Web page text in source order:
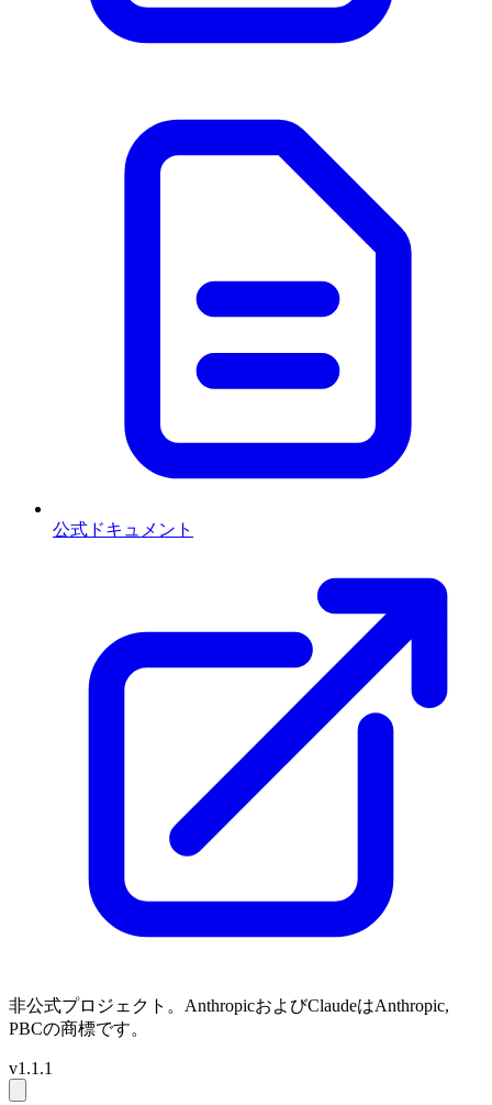
公式ドキュメント
非公式プロジェクト。AnthropicおよびClaudeはAnthropic,
PBCの商標です。
v1.1.1